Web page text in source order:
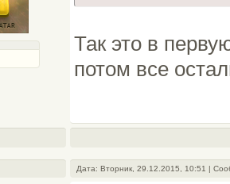
Так это в
потом все
Дата: Вторник, 29.12.2015, 10:51 |